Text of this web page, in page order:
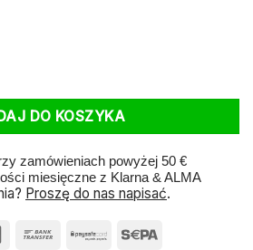
"Jetmount'r" do otwierania i
DO KOSZYKA
zamówieniach powyżej 50 €
miesięczne z Klarna & ALMA
Proszę do nas napisać.